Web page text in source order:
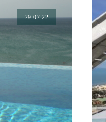
29.07.22